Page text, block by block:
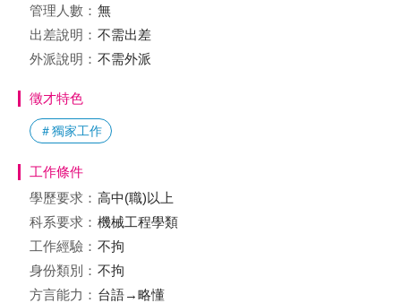
管理人數： 無
出差說明： 不需出差
外派說明： 不需外派
徵才特色
＃獨家工作
工作條件
學歷要求： 高中(職)以上
科系要求： 機械工程學類
工作經驗： 不拘
身份類別： 不拘
方言能力： 台語→略懂